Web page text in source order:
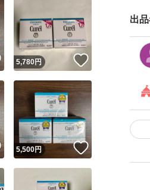
出
いいね！
5,780円
いいね！
5,500円